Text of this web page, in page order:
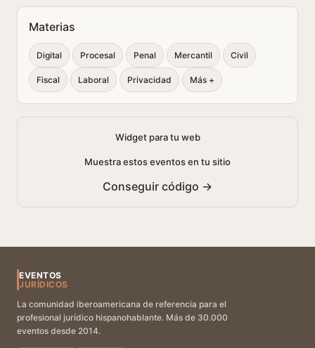
Materias
Digital Procesal Penal Mercantil Civil
Fiscal Laboral Privacidad Más +
Widget para tu web
Muestra estos eventos en tu sitio
Conseguir código →
EVENTOS
JURÍDICOS
La comunidad iberoamericana de referencia para el
profesional jurídico hispanohablante. Más de 30.000
eventos desde 2014.